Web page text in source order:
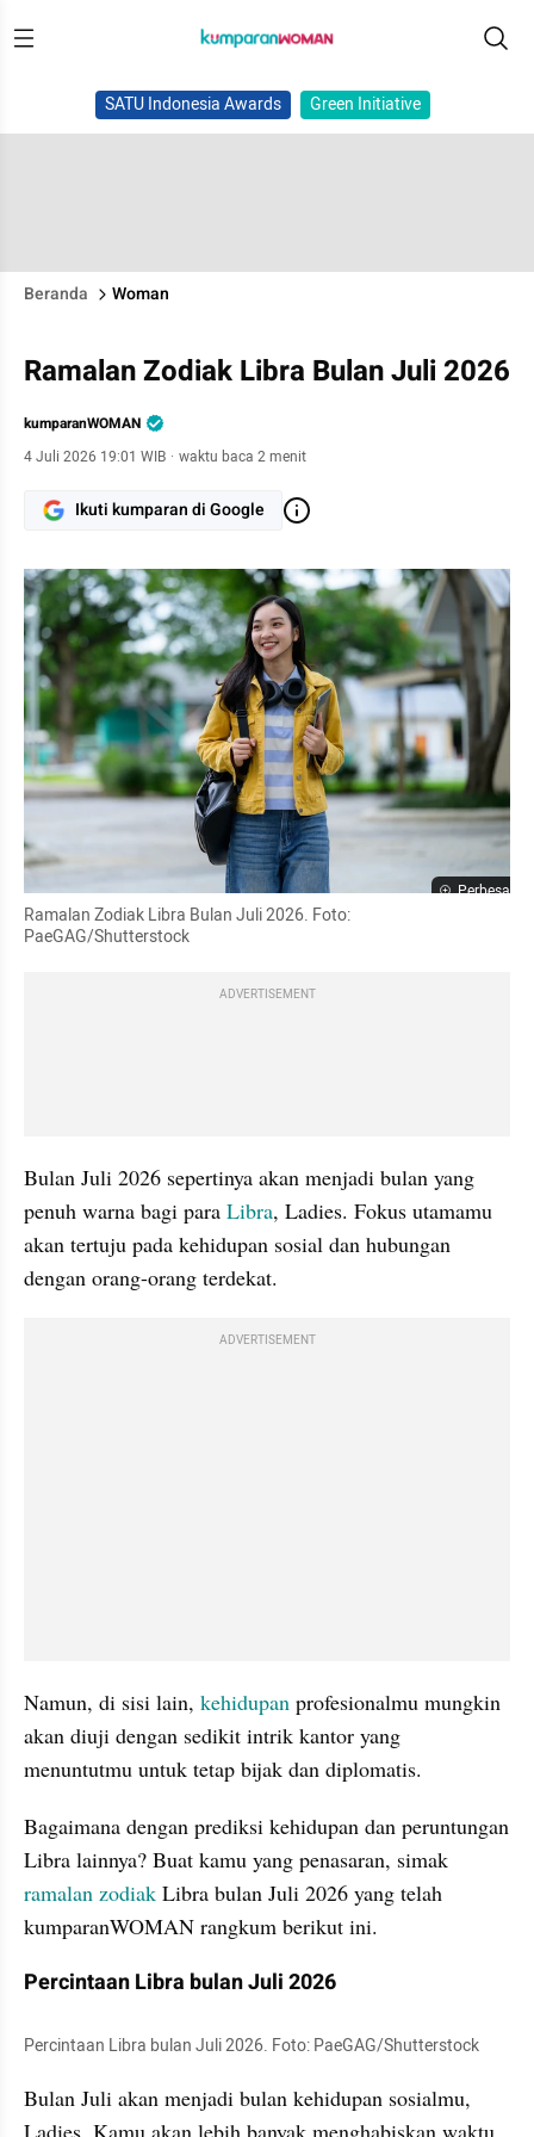
SATU Indonesia Awards Green Initiative
Beranda Woman
Ramalan Zodiak Libra Bulan Juli 2026
kumparanWOMAN
4 Juli 2026 19:01 WIB · waktu baca 2 menit
Ikuti kumparan di Google
Perbesar
Ramalan Zodiak Libra Bulan Juli 2026. Foto:
PaeGAG/Shutterstock
ADVERTISEMENT
Bulan Juli 2026 sepertinya akan menjadi bulan yang
penuh warna bagi para Libra, Ladies. Fokus utamamu
akan tertuju pada kehidupan sosial dan hubungan
dengan orang-orang terdekat.
ADVERTISEMENT
Namun, di sisi lain, kehidupan profesionalmu mungkin
akan diuji dengan sedikit intrik kantor yang
menuntutmu untuk tetap bijak dan diplomatis.
Bagaimana dengan prediksi kehidupan dan peruntungan
ramalan zodiak Libra bulan Juli 2026 yang telah
kumparanWOMAN rangkum berikut ini.
Percintaan Libra bulan Juli 2026
Percintaan Libra bulan Juli 2026. Foto: PaeGAG/Shutterstock
Bulan Juli akan menjadi bulan kehidupan sosialmu,
Ladies. Kamu akan lebih banyak menghabiskan waktu